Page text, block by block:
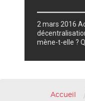
2 mars 2016
mène-t-elle ?
Accueil